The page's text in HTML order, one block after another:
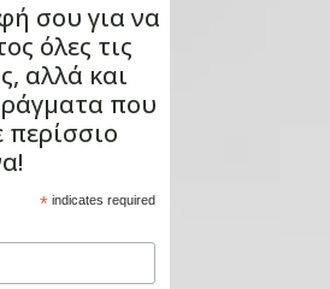
σου για να
όλες τις
αλλά και
που
περίσσιο
* indicates required